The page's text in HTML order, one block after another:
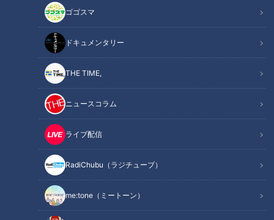
ゴゴスマ
ドキュメンタリー
THE TIME,
ニュースコラム
ライブ配信
RadiChubu（ラジチューブ）
me:tone（ミートーン）